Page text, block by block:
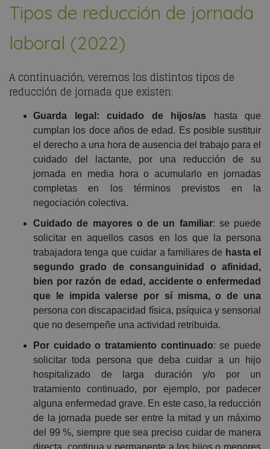
Tipos de reducción de jornada
laboral (2022)
A continuación, veremos los distintos tipos de
reducción de jornada que existen:
Guarda legal: cuidado de hijos/as hasta que
cumplan los doce años de edad. Es posible sustituir
el derecho a una hora de ausencia del trabajo para el
cuidado del lactante, por una reducción de su
jornada en media hora o acumularlo en jornadas
completas en los términos previstos en la
negociación colectiva.
Cuidado de mayores o de un familiar: se puede
solicitar en aquellos casos en los que la persona
trabajadora tenga que cuidar a familiares de hasta el
segundo grado de consanguinidad o afinidad,
bien por razón de edad, accidente o enfermedad
que le impida valerse por sí misma, o de una
persona con discapacidad física, psíquica y sensorial
que no desempeñe una actividad retribuida.
Por cuidado o tratamiento continuado: se puede
solicitar toda persona que deba cuidar a un hijo
hospitalizado de larga duración y/o por un
tratamiento continuado, por ejemplo, por padecer
alguna enfermedad grave. En este caso, la reducción
de la jornada puede ser entre la mitad y un máximo
del 99 %, siempre que sea preciso cuidar de manera